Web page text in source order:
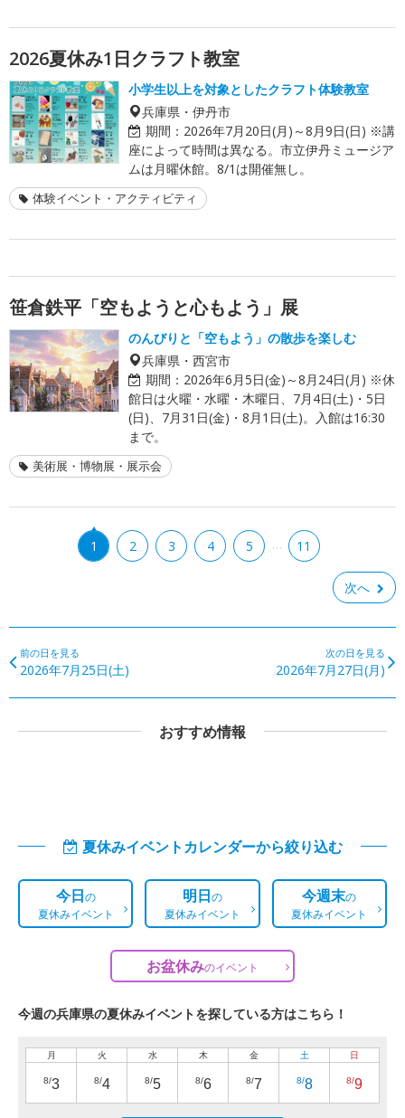
2026夏休み1日クラフト教室
小学生以上を対象としたクラフト体験教室
兵庫県・伊丹市
期間： 2026年7月20日(月)～8月9日(日) ※講
座によって時間は異なる。市立伊丹ミュージア
ムは月曜休館。8/1は開催無し。
体験イベント・アクティビティ
笹倉鉄平「空もようと心もよう」展
のんびりと「空もよう」の散歩を楽しむ
兵庫県・西宮市
期間： 2026年6月5日(金)～8月24日(月) ※休
館日は火曜・水曜・木曜日、7月4日(土)・5日
(日)、7月31日(金)・8月1日(土)。入館は16:30
まで。
美術展・博物展・展示会
1 2 3 4 5 … 11
次へ
前の日を見る
2026年7月25日(土)
次の日を見る
2026年7月27日(月)
おすすめ情報
夏休みイベントカレンダーから絞り込む
今日の
夏休みイベント
明日の
夏休みイベント
今週末の
夏休みイベント
お盆休みのイベント
今週の兵庫県の夏休みイベントを探している方はこちら！
月
8/3
火
8/4
水
8/5
木
8/6
金
8/7
土
8/8
日
8/9